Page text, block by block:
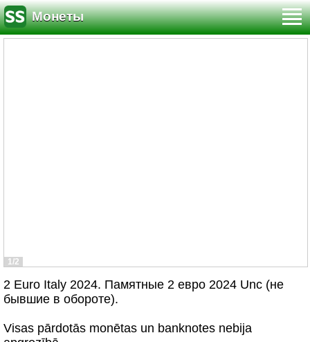
Монеты
1/2
2 Euro Italy 2024. Памятные 2 евро 2024 Unc (не
бывшие в обороте).
Visas pārdotās monētas un banknotes nebija